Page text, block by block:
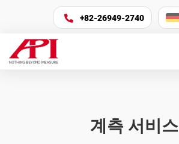
 +82-26949-2740
계측 서비스